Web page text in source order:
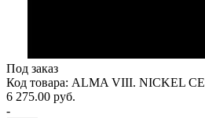
Под заказ
Код товара: ALMA VIII. NICKEL CE
6 275.00 руб.
-